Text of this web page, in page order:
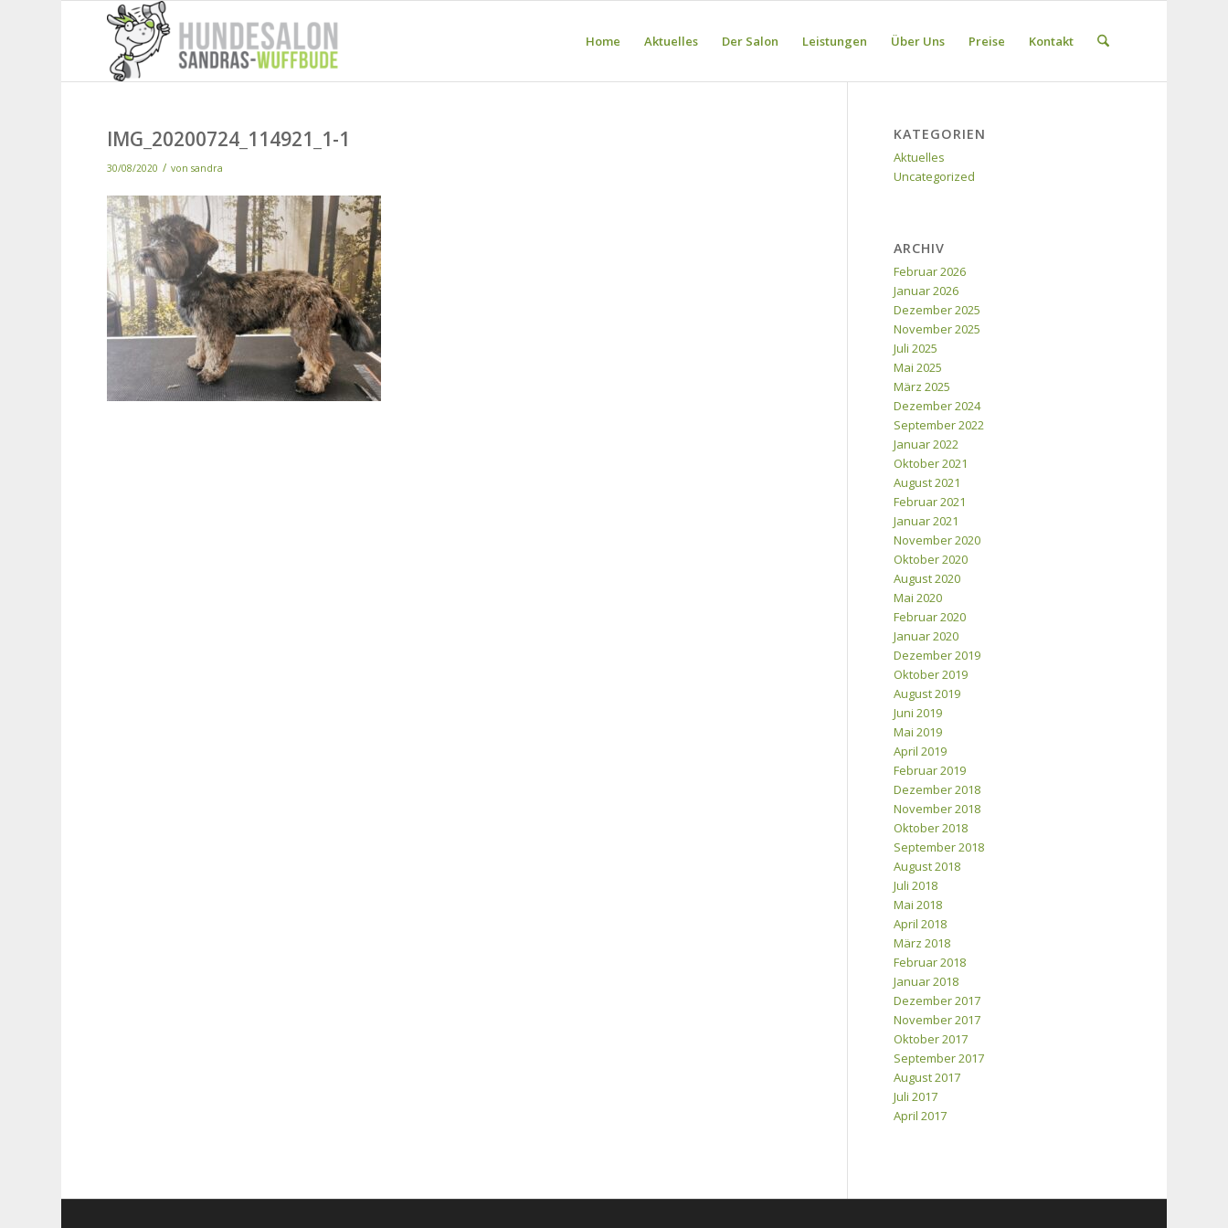
Home Aktuelles Der Salon Leistungen Über Uns Preise Kontakt
IMG_20200724_114921_1-1
30/08/2020 / vonsandra
KATEGORIEN
Aktuelles
Uncategorized
ARCHIV
Februar 2026
Januar 2026
Dezember 2025
November 2025
Juli 2025
Mai 2025
März 2025
Dezember 2024
September 2022
Januar 2022
Oktober 2021
August 2021
Februar 2021
Januar 2021
November 2020
Oktober 2020
August 2020
Mai 2020
Februar 2020
Januar 2020
Dezember 2019
Oktober 2019
August 2019
Juni 2019
Mai 2019
April 2019
Februar 2019
Dezember 2018
November 2018
Oktober 2018
September 2018
August 2018
Juli 2018
Mai 2018
April 2018
März 2018
Februar 2018
Januar 2018
Dezember 2017
November 2017
Oktober 2017
September 2017
August 2017
Juli 2017
April 2017